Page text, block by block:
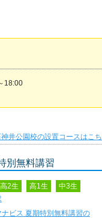
18:00
井公園校の設置コースはこ
別無料講習
高2生 高1生
中3生
ビス 夏期特別無料講習の